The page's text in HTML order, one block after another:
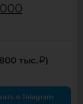
тыс. )
в Telegram